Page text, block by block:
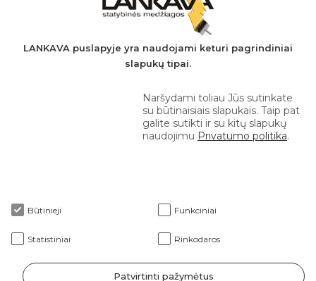
AB SEB bankas
+370 610 42 222
Apie mus
Klientams
LANKAVA puslapyje yra naudojami keturi pagrindiniai
slapukų tipai.
Naršydami toliau Jūs sutinkate
su būtinaisiais slapukais. Taip pat
galite sutikti ir su kitų slapukų
naudojimu Privatumo politika.
Būtinieji Funkciniai
Statistiniai Rinkodaros
Patvirtinti pažymėtus